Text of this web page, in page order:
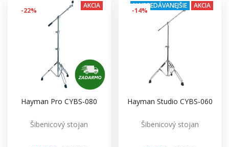
-22%
AKCIA
Hayman Pro CYBS-080
Šibenicový stojan
-14%
NAJPREDÁVANEJŠIE AKCIA
Hayman Studio CYBS-060
Šibenicový stojan